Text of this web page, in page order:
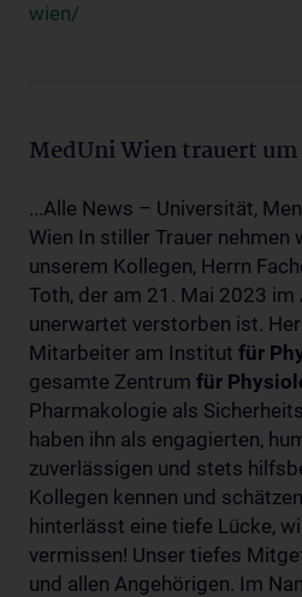
wien/
MedUni Wien trauert
...Alle News – Universität,
Wien In stiller Trauer nehmen
unserem Kollegen, Herrn
Toth, der am 21. Mai 2023 im
unerwartet verstorben ist.
Mitarbeiter am Institut für
gesamte Zentrum für
Pharmakologie als
haben ihn als engagierten,
zuverlässigen und stets
Kollegen kennen und
hinterlässt eine tiefe Lücke,
vermissen! Unser tiefes
und allen Angehörigen. Im